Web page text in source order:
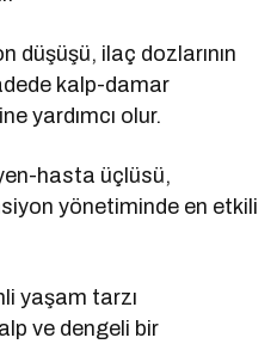
düşüşü, ilaç dozlarının
kalp-damar
yardımcı olur.
hasta üçlüsü,
yönetiminde en etkili
yaşam tarzı
ve dengeli bir